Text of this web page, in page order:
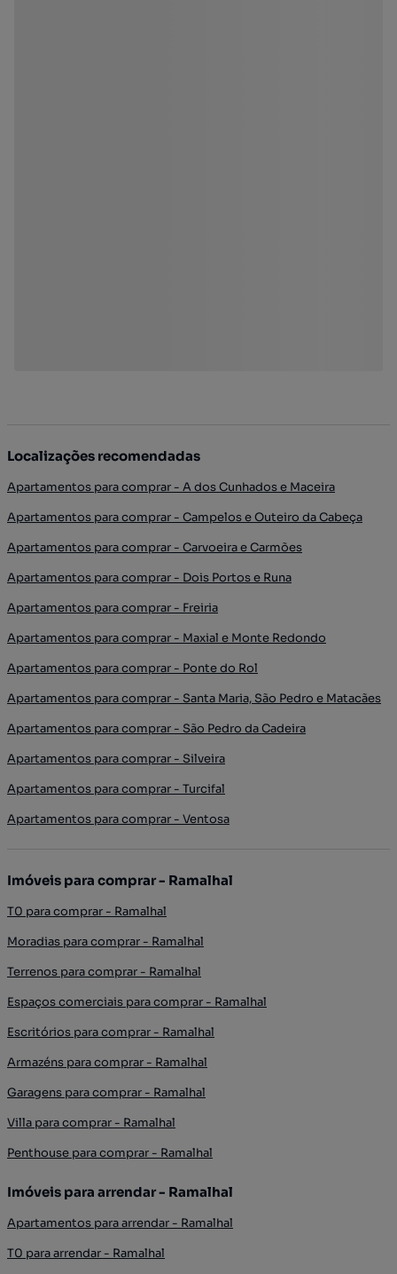
Localizações recomendadas
Apartamentos para comprar - A dos Cunhados e Maceira
Apartamentos para comprar - Campelos e Outeiro da Cabeça
Apartamentos para comprar - Carvoeira e Carmões
Apartamentos para comprar - Dois Portos e Runa
Apartamentos para comprar - Freiria
Apartamentos para comprar - Maxial e Monte Redondo
Apartamentos para comprar - Ponte do Rol
Apartamentos para comprar - Santa Maria, São Pedro e Matacães
Apartamentos para comprar - São Pedro da Cadeira
Apartamentos para comprar - Silveira
Apartamentos para comprar - Turcifal
Apartamentos para comprar - Ventosa
Imóveis para comprar - Ramalhal
T0 para comprar - Ramalhal
Moradias para comprar - Ramalhal
Terrenos para comprar - Ramalhal
Espaços comerciais para comprar - Ramalhal
Escritórios para comprar - Ramalhal
Armazéns para comprar - Ramalhal
Garagens para comprar - Ramalhal
Villa para comprar - Ramalhal
Penthouse para comprar - Ramalhal
Imóveis para arrendar - Ramalhal
Apartamentos para arrendar - Ramalhal
T0 para arrendar - Ramalhal